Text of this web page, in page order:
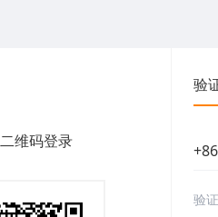
维码登录
验
+86